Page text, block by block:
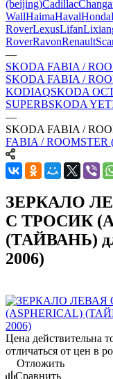
(beijing)Cadillac
WallHaimaHavalHonda
RoverLexusLifan
RoverRavonRenault
—
SKODA FABIA /
SKODA FABIA /
KODIAQSKODA
SUPERBSKODA
—
SKODA FABIA /
FABIA / ROOMSTER
ЗЕРКАЛО
С ТРОСИК
(ТАЙВАНЬ)
2006)
Цена действительна
отличаться от цен в
Отложить
Сравнить